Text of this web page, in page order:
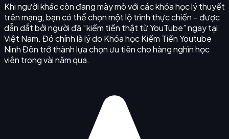
Khi người khác còn đang mày mò với các khóa học lý thuyết
trên mạng, bạn có thể chọn một lộ trình thực chiến – được
dẫn dắt bởi người đã “kiếm tiền thật từ YouTube” ngay tại
Việt Nam. Đó chính là lý do Khóa học Kiếm Tiền Youtube
Ninh Đôn trở thành lựa chọn ưu tiên cho hàng nghìn học
viên trong vài năm qua.